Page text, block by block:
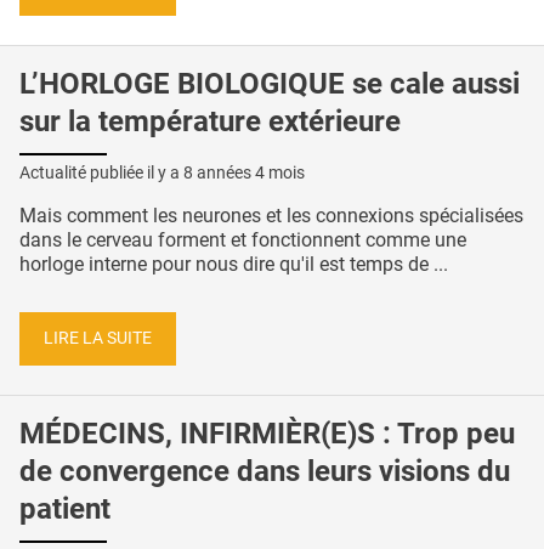
L’HORLOGE BIOLOGIQUE se cale aussi
sur la température extérieure
Actualité publiée il y a 8 années 4 mois
Mais comment les neurones et les connexions spécialisées
dans le cerveau forment et fonctionnent comme une
horloge interne pour nous dire qu'il est temps de ...
LIRE LA SUITE
MÉDECINS, INFIRMIÈR(E)S : Trop peu
de convergence dans leurs visions du
patient